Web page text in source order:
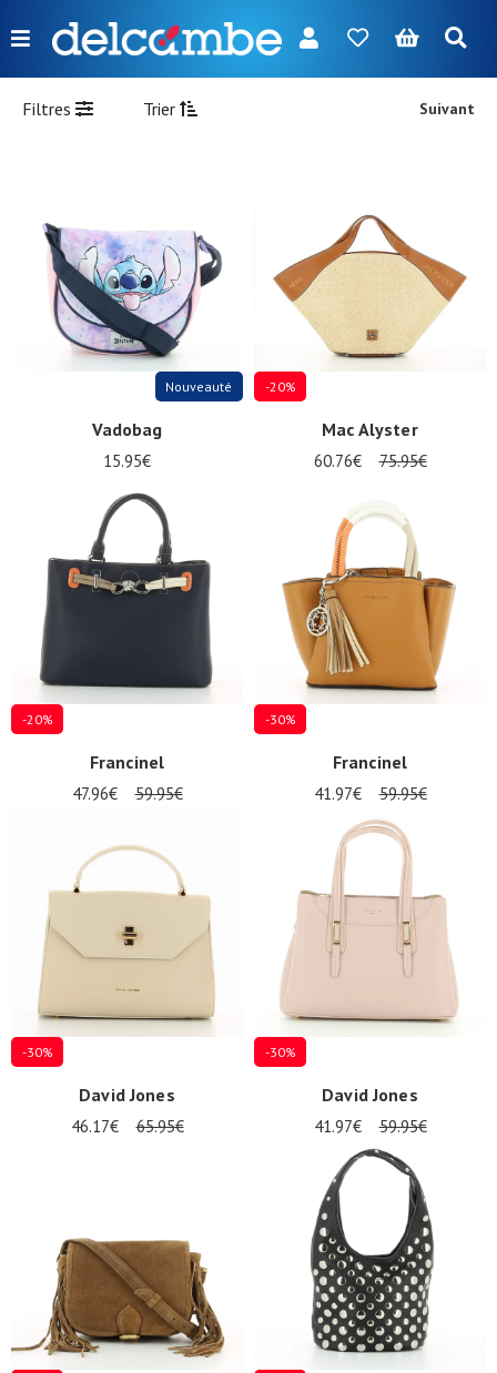
Menu
FR NL EN DE
Fille
Garçon
Filtres Trier Suivant
Nouveauté
Vadobag
15.95€
-20%
Mac Alyster
60.76€ 75.95€
-20%
Francinel
47.96€ 59.95€
-30%
Francinel
41.97€ 59.95€
-30%
David Jones
46.17€ 65.95€
-30%
David Jones
41.97€ 59.95€